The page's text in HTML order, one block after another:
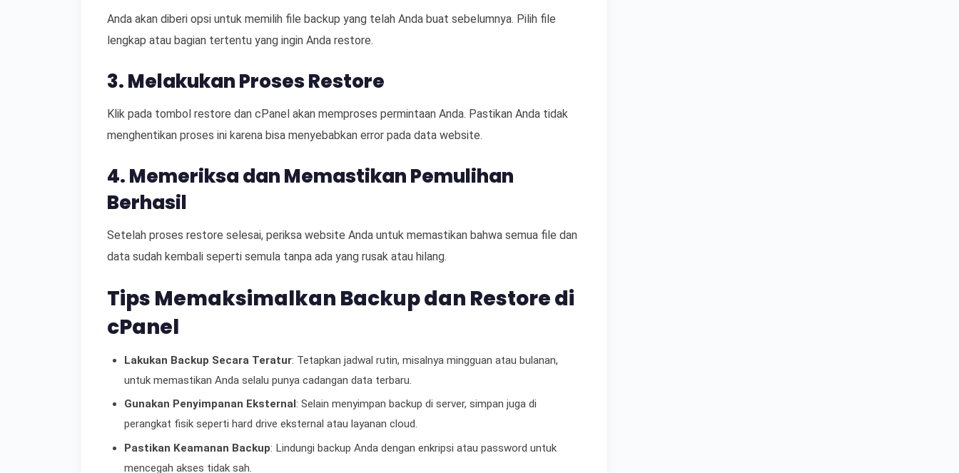
Anda akan diberi opsi untuk memilih file backup yang telah Anda buat sebelumnya. Pilih file
lengkap atau bagian tertentu yang ingin Anda restore.
3. Melakukan Proses Restore
Klik pada tombol restore dan cPanel akan memproses permintaan Anda. Pastikan Anda tidak
menghentikan proses ini karena bisa menyebabkan error pada data website.
4. Memeriksa dan Memastikan Pemulihan
Berhasil
Setelah proses restore selesai, periksa website Anda untuk memastikan bahwa semua file dan
data sudah kembali seperti semula tanpa ada yang rusak atau hilang.
Tips Memaksimalkan Backup dan Restore di
cPanel
Lakukan Backup Secara Teratur: Tetapkan jadwal rutin, misalnya mingguan atau bulanan,
untuk memastikan Anda selalu punya cadangan data terbaru.
Gunakan Penyimpanan Eksternal : Selain menyimpan backup di server, simpan juga di
perangkat fisik seperti hard drive eksternal atau layanan cloud.
Pastikan Keamanan Backup: Lindungi backup Anda dengan enkripsi atau password untuk
mencegah akses tidak sah.